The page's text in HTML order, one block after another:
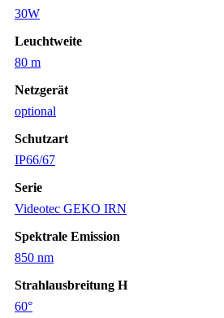
30W
Leuchtweite
80 m
Netzgerät
optional
Schutzart
IP66/67
Serie
Videotec GEKO IRN
Spektrale Emission
850 nm
Strahlausbreitung H
60°